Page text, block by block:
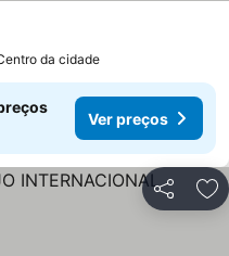
da cidade
Ver preços
Partilhar